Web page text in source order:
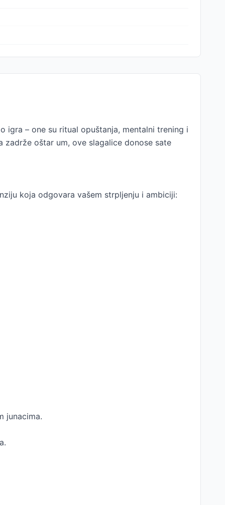
igra – one su ritual opuštanja, mentalni trening i
oštar um, ove slagalice donose sate
koja odgovara vašem strpljenju i ambiciji:
junacima.